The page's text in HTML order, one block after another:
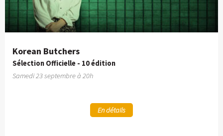
Korean Butchers
Sélection Officielle - 10 édition
Samedi 23 septembre à 20h
En détails